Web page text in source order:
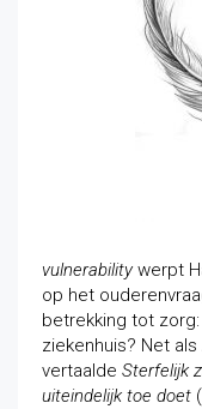
vulnerabilitywerpt
op het
betrekking tot
ziekenhuis? Net
vertaalde Sterfelijk
uiteindelijk toe doet